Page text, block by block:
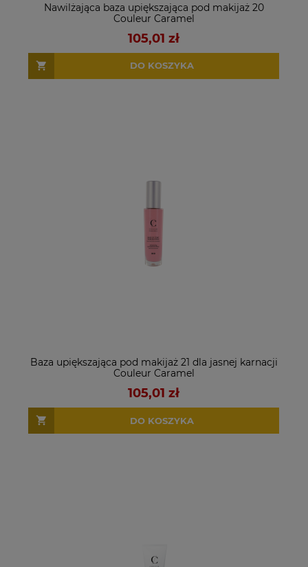
Nawilżająca baza upiększająca pod makijaż 20
Couleur Caramel
105,01 zł
DO KOSZYKA
Baza upiększająca pod makijaż 21 dla jasnej karnacji
Couleur Caramel
105,01 zł
DO KOSZYKA